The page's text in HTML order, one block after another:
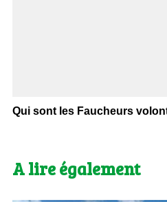
Qui sont les Faucheurs
A lire également